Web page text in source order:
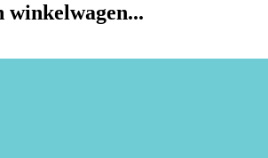
winkelwagen...